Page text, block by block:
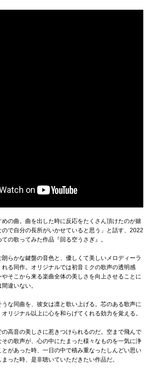
めの曲。曲を出した時に反応をたくさん頂けたのが嬉
ので自分の長所がいかせていると思う」と話す、2022
の歌ってみた作品『回る空うさぎ』。
らかな鍵盤の音色と、優しくて美しいメロディーラ
る同作。オリジナルでは初音ミクの歌声の透明感
そこから来る楽曲全体の美しさを向上させることに
違いない。
な同曲を、彼女は凛と歌い上げる。芯のある歌声に
リジナル以上に心を和らげてくれる効力を覚える。
高音の美しさに惹きつけられるのだ。空まで飛んで
の歌声が、心の中にたまった様々なものを一気に浄
があった時、一日の中で積み重なったしんどい思い
った時、是非聴いていただきたい作品だ。